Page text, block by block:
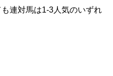
連対馬は1-3人気のいずれ